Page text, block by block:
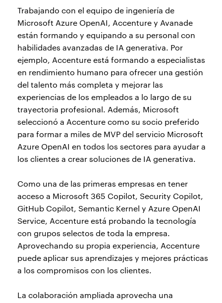
Trabajando con el equipo de ingeniería de
Microsoft Azure OpenAI, Accenture y Avanade
están formando y equipando a su personal con
habilidades avanzadas de IA generativa. Por
ejemplo, Accenture está formando a especialistas
en rendimiento humano para ofrecer una gestión
del talento más completa y mejorar las
experiencias de los empleados a lo largo de su
trayectoria profesional. Además, Microsoft
seleccionó a Accenture como su socio preferido
para formar a miles de MVP del servicio Microsoft
Azure OpenAI en todos los sectores para ayudar a
los clientes a crear soluciones de IA generativa.
Como una de las primeras empresas en tener
acceso a Microsoft 365 Copilot, Security Copilot,
GitHub Copilot, Semantic Kernel y Azure OpenAI
Service, Accenture está probando la tecnología
con grupos selectos de toda la empresa.
Aprovechando su propia experiencia, Accenture
puede aplicar sus aprendizajes y mejores prácticas
a los compromisos con los clientes.
La colaboración ampliada aprovecha una